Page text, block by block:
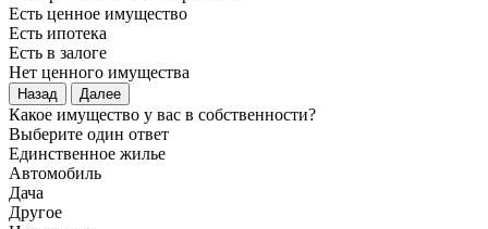
Есть ценное имущество
Есть ипотека
Есть в залоге
Нет ценного имущества
Назад Далее
Какое имущество у вас в собственности?
Выберите один ответ
Единственное жилье
Автомобиль
Дача
Другое